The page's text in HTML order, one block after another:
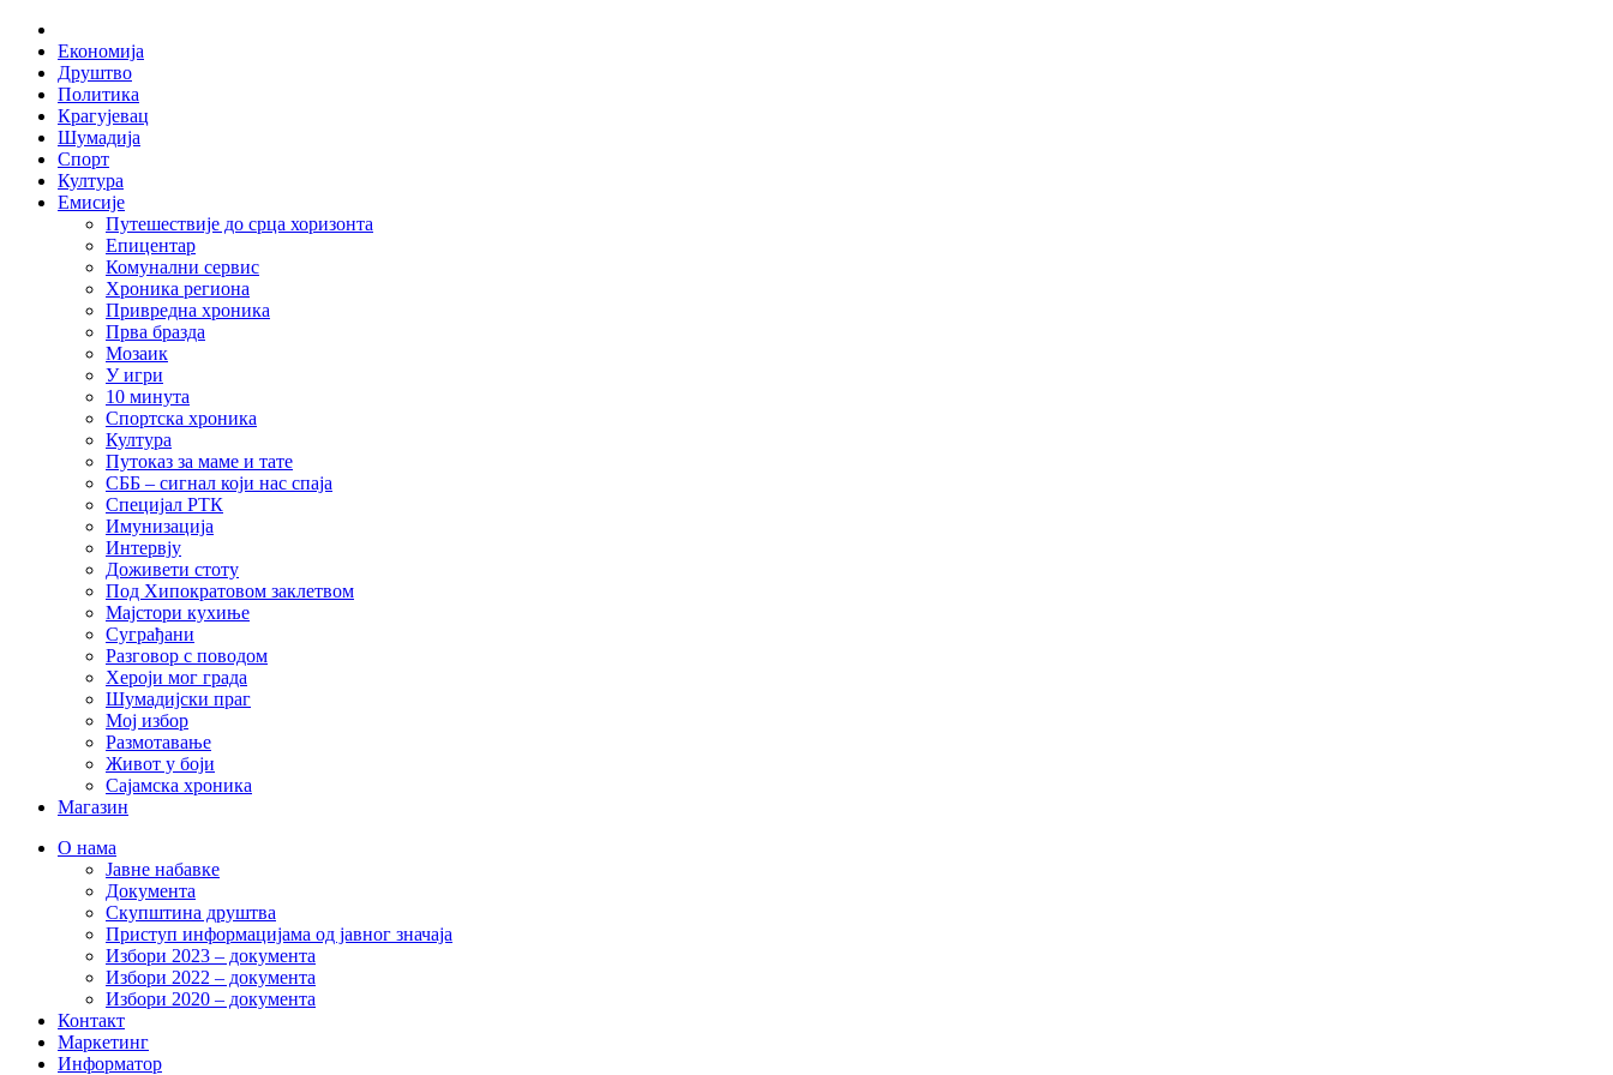
Skip
content
Економија
Друштво
Политика
Крагујевац
Шумадија
Спорт
Култура
Емисије
Путешествије до срца хоризонта
Епицентар
Комунални сервис
Хроника региона
Привредна хроника
Прва бразда
Мозаик
У игри
10 минута
Спортска хроника
Култура
Путоказ за маме и тате
СББ – сигнал који нас спаја
Специјал РТК
Имунизација
Интервју
Доживети стоту
Под Хипократовом заклетвом
Мајстори кухиње
Суграђани
Разговор с поводом
Хероји мог града
Шумадијски праг
Мој избор
Размотавање
Живот у боји
Сајамска хроника
Магазин
О нама
Јавне набавке
Документа
Скупштина друштва
Приступ информацијама од јавног значаја
Избори 2023 – документа
Избори 2022 – документа
Избори 2020 – документа
Контакт
Маркетинг
Информатор